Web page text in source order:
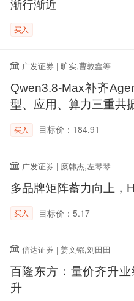
渐行渐近
买入
广发证券 | 旷实,曹敦鑫等
Qwen3.8-Max补齐
型、应用、算力三重共
买入 目标价：184.91
广发证券 | 糜韩杰,左琴琴
多品牌矩阵蓄力向上，
买入 目标价：5.17
信达证券 | 姜文镪,刘田田
百隆东方：量价齐升
升